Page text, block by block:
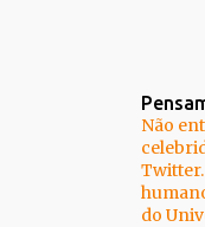
Não
Twitter.
do